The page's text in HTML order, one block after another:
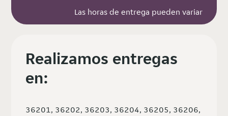
Las horas de entrega pueden variar
Realizamos entregas
en:
36201, 36202, 36203, 36204, 36205, 36206,